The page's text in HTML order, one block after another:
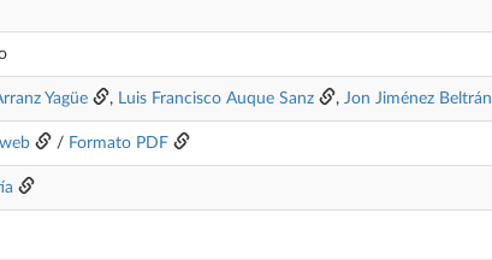
Yagüe , Luis Francisco Auque Sanz , Jon Jiménez Beltrán
/ Formato PDF